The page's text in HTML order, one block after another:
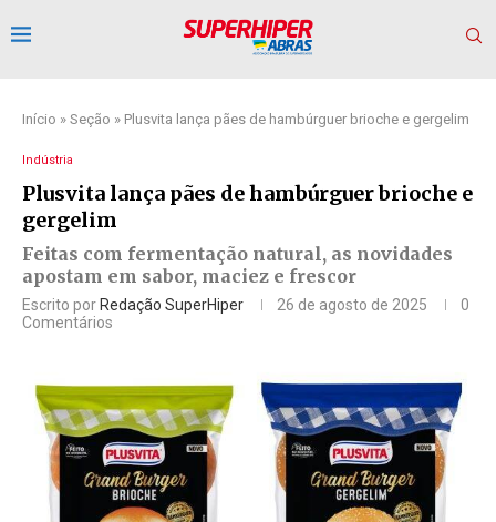
Início » Seção » Plusvita lança pães de hambúrguer brioche e gergelim
Indústria
Plusvita lança pães de hambúrguer brioche e
gergelim
Feitas com fermentação natural, as novidades
apostam em sabor, maciez e frescor
Escrito porRedação SuperHiper 26 de agosto de 2025
0
Comentários